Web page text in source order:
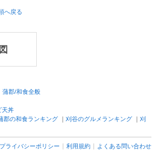
へ戻る
蒲郡/和食全般
天丼
郡の和食ランキング ｜ 刈谷のグルメランキング ｜ 刈
プライバシーポリシー 利用規約 よくある問い合わせ